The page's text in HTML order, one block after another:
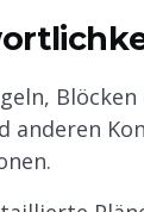
Blöcken
anderen